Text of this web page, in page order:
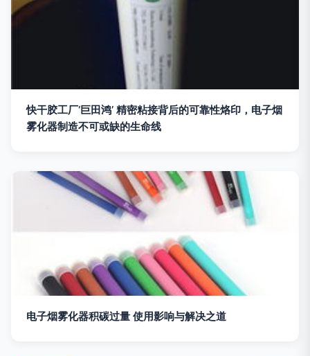
快干胶工厂‘巨田鸿’ 精密粘接背后的可靠性烙印，电子烟
雾化器制造不可或缺的生命线
电子烟雾化器积碳过量 使用影响与解决之道